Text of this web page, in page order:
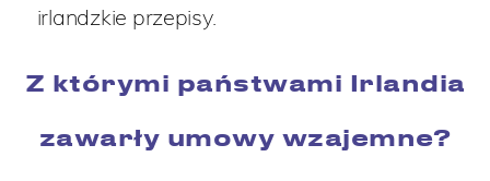
irlandzkie przepisy.
Z którymi państwami Irlandia
zawarły umowy wzajemne?